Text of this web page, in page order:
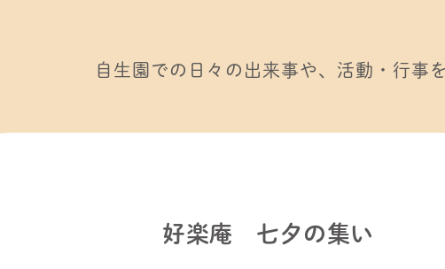
自生園での日々の出来事や、活動・行事
好楽庵 七夕の集い